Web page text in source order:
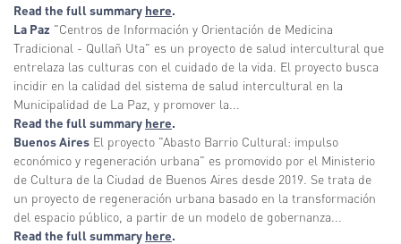
Read the full summary here.
La Paz "Centros de Información y Orientación de Medicina
Tradicional - Qullañ Uta" es un proyecto de salud intercultural que
entrelaza las culturas con el cuidado de la vida. El proyecto busca
incidir en la calidad del sistema de salud intercultural en la
Municipalidad de La Paz, y promover la...
Read the full summary here.
Buenos Aires El proyecto "Abasto Barrio Cultural: impulso
económico y regeneración urbana" es promovido por el Ministerio
de Cultura de la Ciudad de Buenos Aires desde 2019. Se trata de
un proyecto de regeneración urbana basado en la transformación
del espacio público, a partir de un modelo de gobernanza...
Read the full summary here.